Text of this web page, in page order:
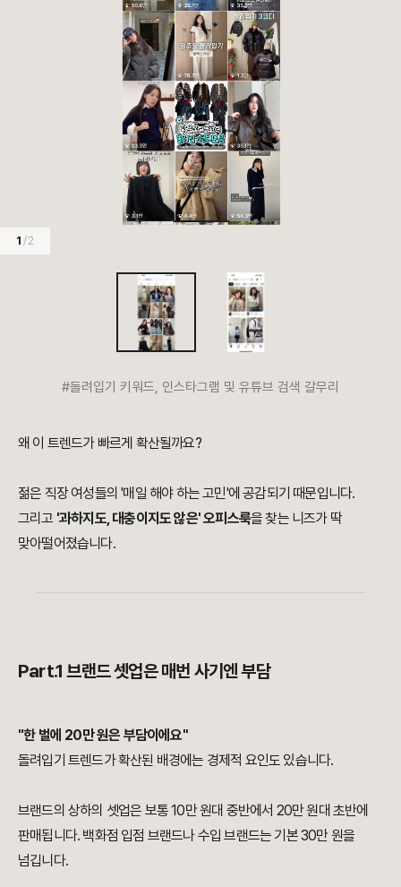
1 / 2
#돌려입기 키워드, 인스타그램 및 유튜브 검색 갈무리
왜 이 트렌드가 빠르게 확산될까요?
젊은 직장 여성들의 '매일 해야 하는 고민'에 공감되기 때문입니다.
그리고 '과하지도, 대충이지도 않은' 오피스룩을 찾는 니즈가 딱
맞아떨어졌습니다.
Part.1 브랜드 셋업은 매번 사기엔 부담
"한 벌에 20만 원은 부담이에요"
돌려입기 트렌드가 확산된 배경에는 경제적 요인도 있습니다.
브랜드의 상하의 셋업은 보통 10만 원대 중반에서 20만 원대 초반에
판매됩니다. 백화점 입점 브랜드나 수입 브랜드는 기본 30만 원을
넘깁니다.